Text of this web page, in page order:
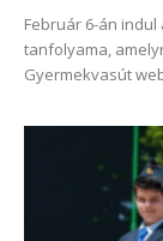
Február 6-án
tanfolyama,
Gyermekvasút